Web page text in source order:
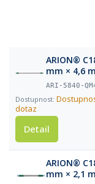
ARION®
mm × 4,6
ARI-5840-
dotaz
Detail
ARION®
mm × 2,1